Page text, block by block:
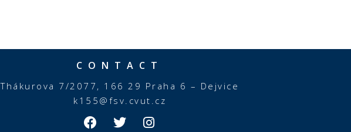
CONTACT
Thákurova 7/2077, 166 29 Praha 6 – Dejvice
k155@fsv.cvut.cz